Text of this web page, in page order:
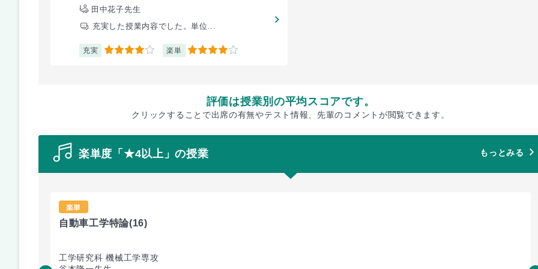
田中花子先生
充実した授業内容でした。単位...
充実 4 楽単 4
評価は授業別の平均スコアです。
クリックすることで出席の有無やテスト情報、先輩のコメントが閲覧できます。
楽単度「★4以上」の授業 もっとみる
楽単
自動車工学特論(16)
工学研究科 機械工学専攻